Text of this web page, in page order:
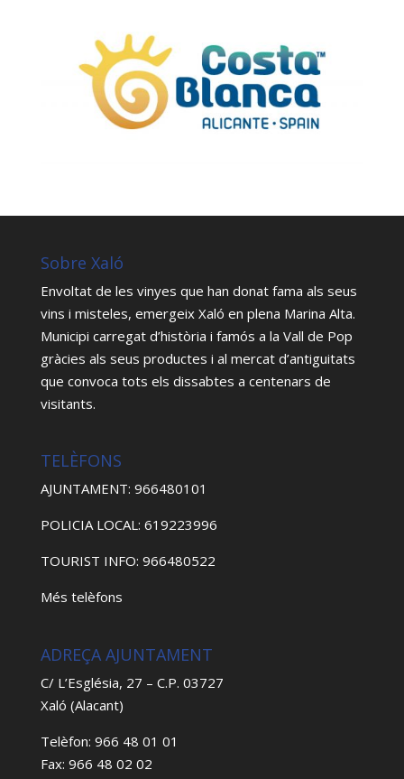
Sobre Xaló
Envoltat de les vinyes que han donat fama als seus
vins i misteles, emergeix Xaló en plena Marina Alta.
Municipi carregat d’història i famós a la Vall de Pop
gràcies als seus productes i al mercat d’antiguitats
que convoca tots els dissabtes a centenars de
visitants.
TELÈFONS
AJUNTAMENT: 966480101
POLICIA LOCAL: 619223996
TOURIST INFO: 966480522
Més telèfons
ADREÇA AJUNTAMENT
C/ L’Església, 27 – C.P. 03727
Xaló (Alacant)
Telèfon: 966 48 01 01
Fax: 966 48 02 02